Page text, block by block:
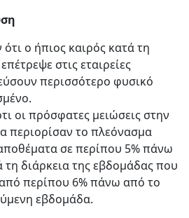
ο ήπιος καιρός κατά τη
στις εταιρείες
περισσότερο φυσικό
οι πρόσφατες μειώσεις στην
περιορίσαν το πλεόνασμα
σε περίπου 5% πάνω
διάρκεια της εβδομάδας που
από περίπου 6% πάνω από το
εβδομάδα.